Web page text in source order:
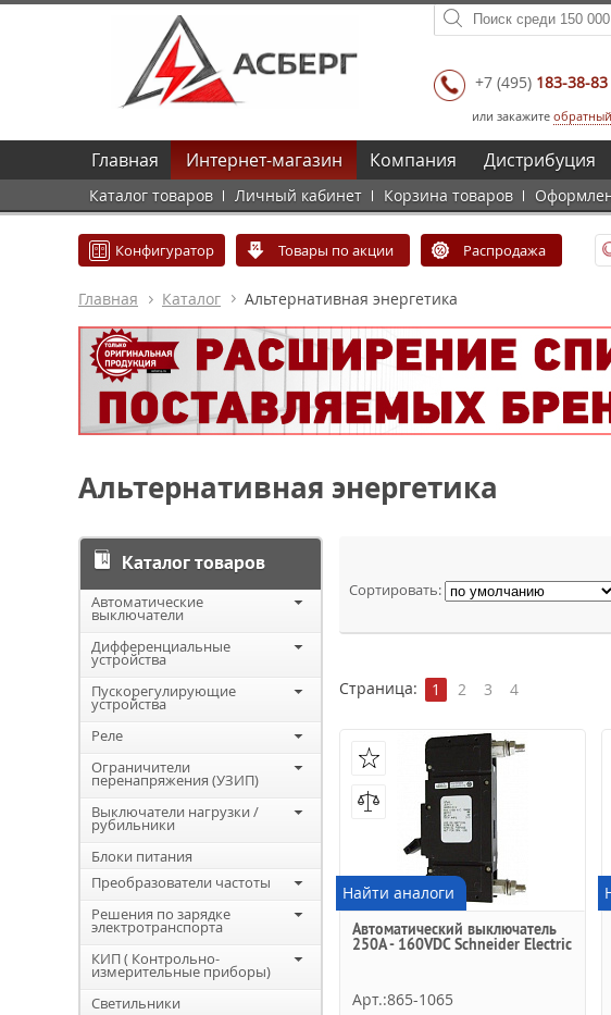
+7 (495) 183-38-83
или закажите
Главная Интернет-магазин
Каталог товаров Личный кабинет Корзина товаров
Компания Дистрибуция
Конфигуратор Товары по акции Распродажа
Главная Каталог Альтернативная энергетика
Альтернативная энергетика
Каталог товаров
Автоматические
выключатели
Дифференциальные
устройства
Пускорегулирующие
устройства
Реле
Ограничители
перенапряжения (УЗИП)
Выключатели нагрузки /
рубильники
Блоки питания
Преобразователи частоты
Решения по зарядке
электротранспорта
КИП ( Контрольно-
измерительные приборы)
Светильники
Сортировать:
Страница: 1 2 3 4
Найти аналоги
Автоматический выключатель
250A - 160VDC Schneider Electric
Арт.:865-1065